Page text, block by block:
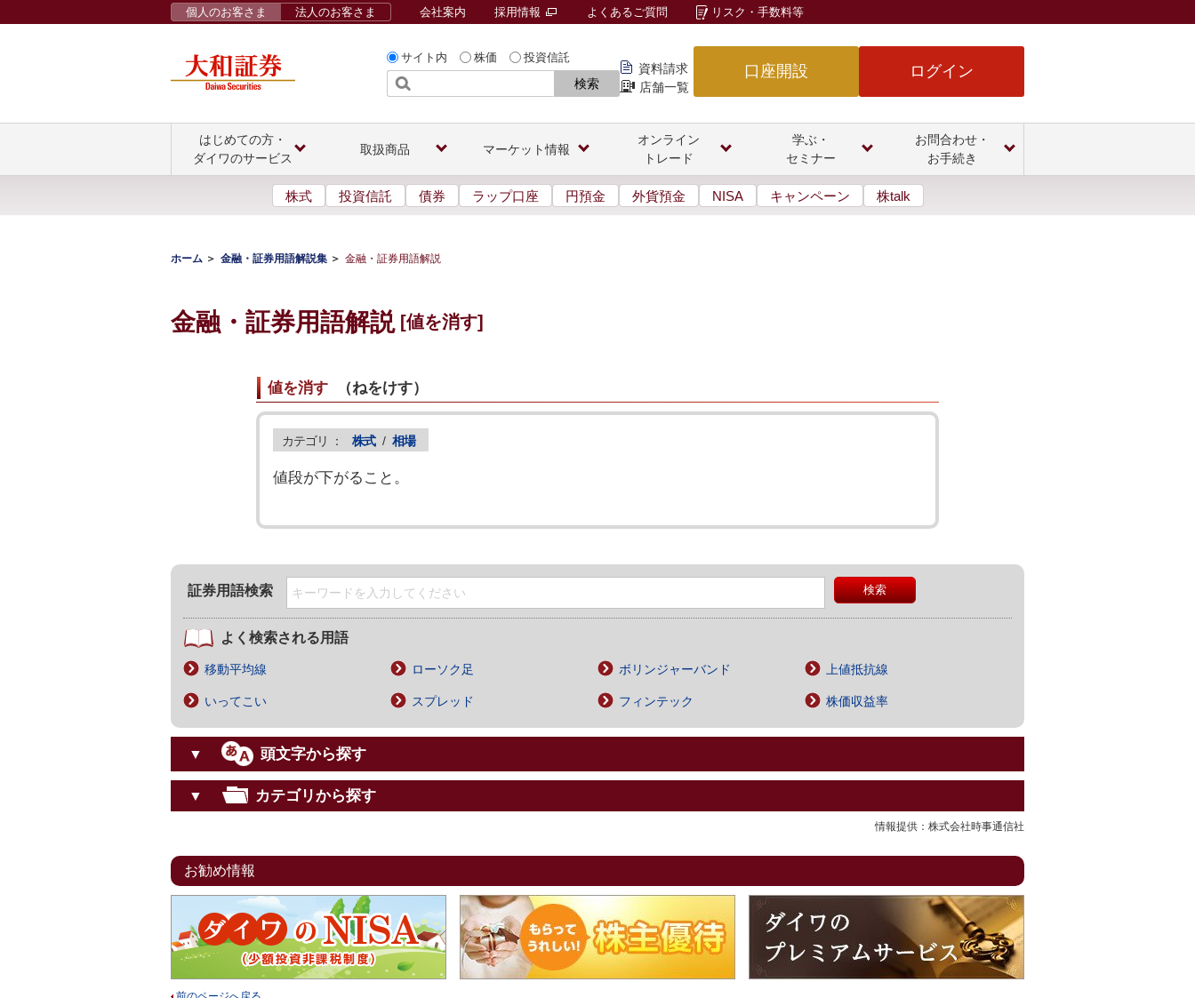
サイト内 株価 投資信託
検索
資料請求
店舗一覧
口座開設 ログイン
個人のお客さま 法人のお客さま 会社案内 採用情報 よくあるご質問 リスク・手数料等
はじめての方・
ダイワのサービス
取扱商品 マーケット情報
オンライン
トレード
学ぶ・
セミナー
お問合わせ・
お手続き
株式 投資信託 債券 ラップ口座 円預金 外貨預金 NISA キャンペーン 株talk
ホーム 金融・証券用語解説集 金融・証券用語解説
金融・証券用語解説 [値を消す]
値を消す （ねをけす）
カテゴリ ： 株式 / 相場
値段が下がること。
証券用語検索
よく検索される用語
移動平均線 ローソク足 ボリンジャーバンド 上値抵抗線
いってこい スプレッド フィンテック 株価収益率
▼ 頭文字から探す
▼ カテゴリから探す
情報提供：株式会社時事通信社
お勧め情報